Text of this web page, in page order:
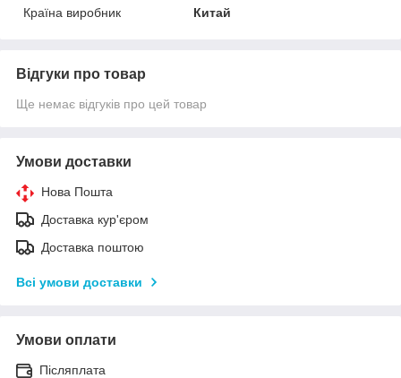
Країна виробник
Китай
Відгуки про товар
Ще немає відгуків про цей товар
Умови доставки
Нова Пошта
Доставка кур'єром
Доставка поштою
Всі умови доставки
Умови оплати
Післяплата